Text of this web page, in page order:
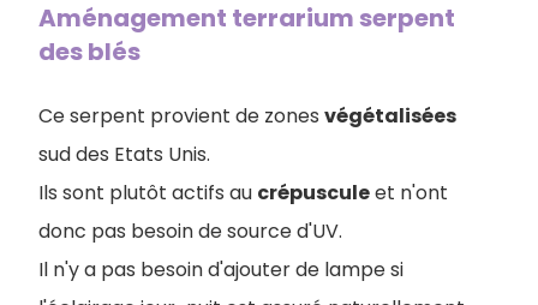
Aménagement terrarium serpent
des blés
Ce serpent provient de zones végétalisées
sud des Etats Unis.
Ils sont plutôt actifs au crépusculeet n'ont
donc pas besoin de source d'UV.
Il n'y a pas besoin d'ajouter de lampe si